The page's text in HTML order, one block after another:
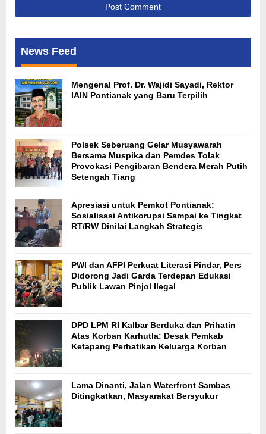
News Feed
Mengenal Prof. Dr. Wajidi Sayadi, Rektor
IAIN Pontianak yang Baru Terpilih
Polsek Seberuang Gelar Musyawarah
Bersama Muspika dan Pemdes Tolak
Provokasi Pengibaran Bendera Merah Putih
Setengah Tiang
Apresiasi untuk Pemkot Pontianak:
Sosialisasi Antikorupsi Sampai ke Tingkat
RT/RW Dinilai Langkah Strategis
PWI dan AFPI Perkuat Literasi Pindar, Pers
Didorong Jadi Garda Terdepan Edukasi
Publik Lawan Pinjol Ilegal
DPD LPM RI Kalbar Berduka dan Prihatin
Atas Korban Karhutla: Desak Pemkab
Ketapang Perhatikan Keluarga Korban
Lama Dinanti, Jalan Waterfront Sambas
Ditingkatkan, Masyarakat Bersyukur